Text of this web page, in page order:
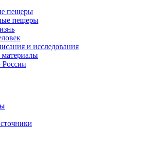
пещеры
пещеры
и исследования
России